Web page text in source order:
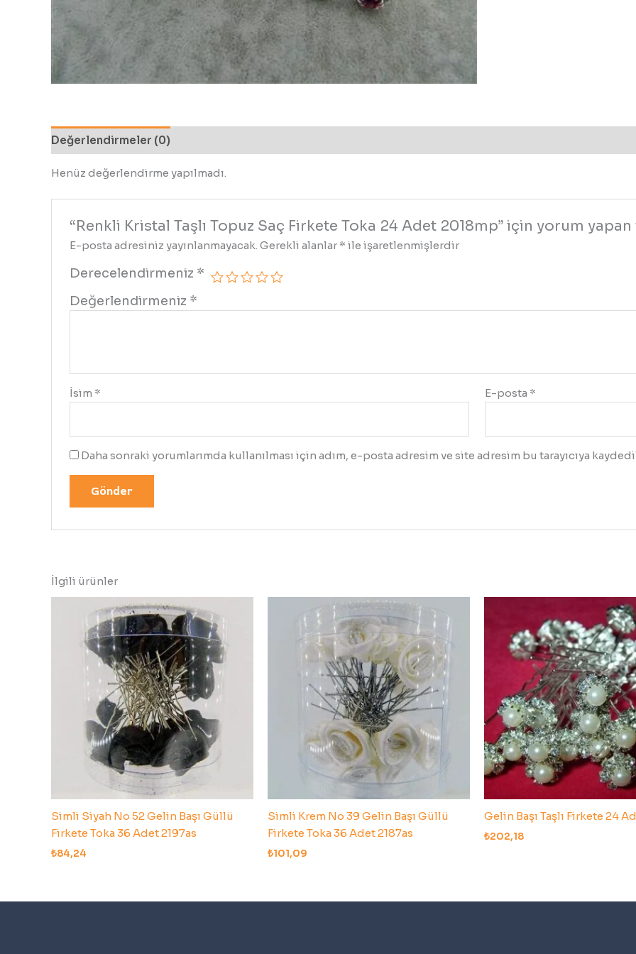
Değerlendirmeler (0)
Henüz değerlendirme yapılmadı.
“Renkli Kristal Taşlı Topuz Saç Firkete Toka 24 Adet 2018mp” için yorum
E-posta adresiniz yayınlanmayacak. Gerekli alanlar * ile işaretlenmişlerdir
Derecelendirmeniz *
Değerlendirmeniz *
İsim * E-posta *
Daha sonraki yorumlarımda kullanılması için adım, e-posta adresim ve site adresim bu tarayıcıya
İlgili ürünler
Simli Siyah No 52 Gelin Başı Güllü
Firkete Toka 36 Adet 2197as
₺84,24
Simli Krem No 39 Gelin Başı Güllü
Firkete Toka 36 Adet 2187as
₺101,09
Gelin Başı Taşlı Firkete 24
₺202,18